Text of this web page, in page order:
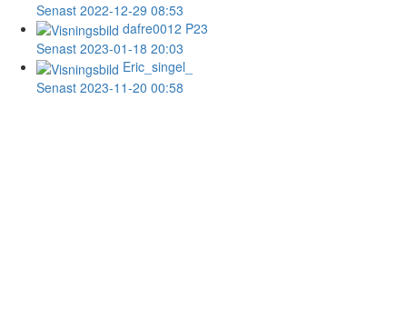
Senast 2022-12-29 08:53
dafre0012 P23
Senast 2023-01-18 20:03
Eric_singel_
Senast 2023-11-20 00:58